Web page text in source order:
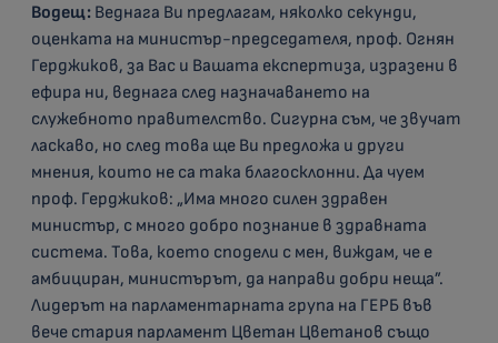
Водещ: Веднага Ви предлагам, няколко секунди,
оценката на министър-председателя, проф. Огнян
Герджиков, за Вас и Вашата експертиза, изразени в
ефира ни, веднага след назначаването на
служебното правителство. Сигурна съм, че звучат
ласкаво, но след това ще Ви предложа и други
мнения, които не са така благосклонни. Да чуем
проф. Герджиков: „Има много силен здравен
министър, с много добро познание в здравната
система. Това, което сподели с мен, виждам, че е
амбициран, министърът, да направи добри неща”.
Лидерът на парламентарната група на ГЕРБ във
вече стария парламент Цветан Цветанов също